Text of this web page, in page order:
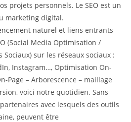
projets personnels. Le SEO est un
marketing digital.
naturel et liens entrants
(Social Media Optimisation /
sur les réseaux sociaux :
Instagram…, Optimisation On-
Page – Arborescence – maillage
voici notre quotidien. Sans
avec lesquels des outils
peuvent être